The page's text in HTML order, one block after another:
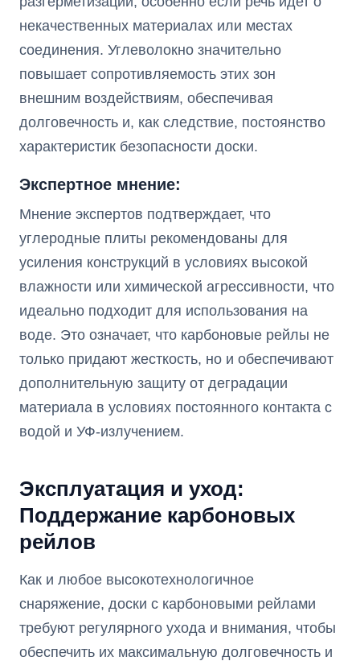
некачественных материалах или местах
соединения. Углеволокно значительно
повышает сопротивляемость этих зон
внешним воздействиям, обеспечивая
долговечность и, как следствие, постоянство
характеристик безопасности доски.
Экспертное мнение:
Мнение экспертов подтверждает, что
углеродные плиты рекомендованы для
усиления конструкций в условиях высокой
влажности или химической агрессивности, что
идеально подходит для использования на
воде. Это означает, что карбоновые рейлы не
только придают жесткость, но и обеспечивают
дополнительную защиту от деградации
материала в условиях постоянного контакта с
водой и УФ-излучением.
Эксплуатация и уход:
Поддержание карбоновых
рейлов
Как и любое высокотехнологичное
снаряжение, доски с карбоновыми рейлами
требуют регулярного ухода и внимания, чтобы
обеспечить их максимальную долговечность и